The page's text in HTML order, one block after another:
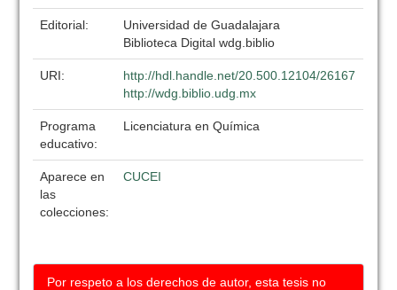
Editorial:
Universidad de Guadalajara
Biblioteca Digital wdg.biblio
URI:
http://hdl.handle.net/20.500.12104/26167
http://wdg.biblio.udg.mx
Programa
educativo:
Licenciatura en Química
Aparece en
las
colecciones:
CUCEI
Por respeto a los derechos de autor, esta tesis no